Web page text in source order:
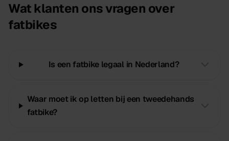
Wat klanten ons vragen over
fatbikes
Is een fatbike legaal in Nederland?
Waar moet ik op letten bij een tweedehands
fatbike?